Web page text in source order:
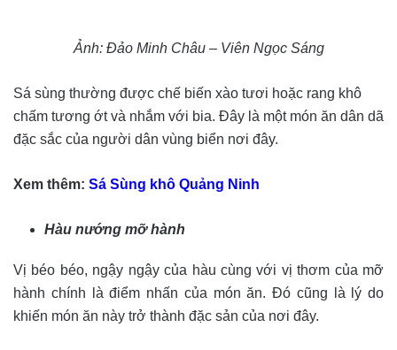
Ảnh: Đảo Minh Châu – Viên Ngọc Sáng
Sá sùng thường được chế biến xào tươi hoặc rang khô
chấm tương ớt và nhắm với bia. Đây là một món ăn dân dã
đặc sắc của người dân vùng biển nơi đây.
Xem thêm: Sá Sùng khô Quảng Ninh
Hàu nướng mỡ hành
Vị béo béo, ngậy ngậy của hàu cùng với vị thơm của mỡ
hành chính là điểm nhấn của món ăn. Đó cũng là lý do
khiến món ăn này trở thành đặc sản của nơi đây.